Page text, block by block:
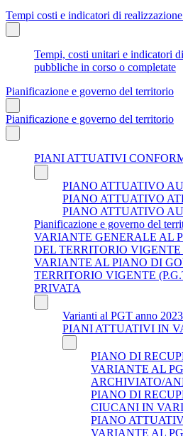
Tempi costi e indicatori di
Tempi, costi unitari e indicatori
pubbliche in corso o completate
Pianificazione e governo del territorio
Pianificazione e governo del territorio
PIANI ATTUATIVI
PIANO ATTUATIVO
PIANO ATTUATIVO
PIANO ATTUATIVO
Pianificazione e governo del
VARIANTE GENERALE AL
DEL TERRITORIO VIGENTE
VARIANTE AL PIANO DI
TERRITORIO VIGENTE
PRIVATA
Varianti al PGT anno 2023
PIANI ATTUATIVI IN
PIANO DI
VARIANTE AL
ARCHIVIATO/
PIANO DI
CIUCANI IN
PIANO
VARIANTE AL